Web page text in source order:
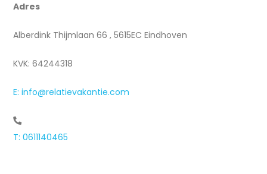
Adres
Alberdink Thijmlaan 66 , 5615EC Eindhoven
KVK: 64244318
E: info@relatievakantie.com
T: 0611140465